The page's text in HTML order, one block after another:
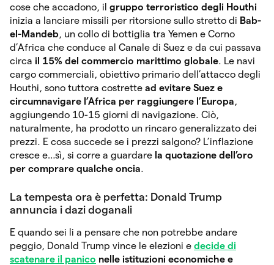
cose che accadono, il gruppo terroristico degli Houthi
inizia a lanciare missili per ritorsione sullo stretto di Bab-
el-Mandeb, un collo di bottiglia tra Yemen e Corno
d’Africa che conduce al Canale di Suez e da cui passava
circa il 15% del commercio marittimo globale. Le navi
cargo commerciali, obiettivo primario dell’attacco degli
Houthi, sono tuttora costrette ad evitare Suez e
circumnavigare l’Africa per raggiungere l’Europa,
aggiungendo 10-15 giorni di navigazione. Ciò,
naturalmente, ha prodotto un rincaro generalizzato dei
prezzi. E cosa succede se i prezzi salgono? L’inflazione
cresce e…sì, si corre a guardare la quotazione dell’oro
per comprare qualche oncia.
La tempesta ora è perfetta: Donald Trump
annuncia i dazi doganali
E quando sei li a pensare che non potrebbe andare
peggio, Donald Trump vince le elezioni e decide di
scatenare il panico nelle istituzioni economiche e